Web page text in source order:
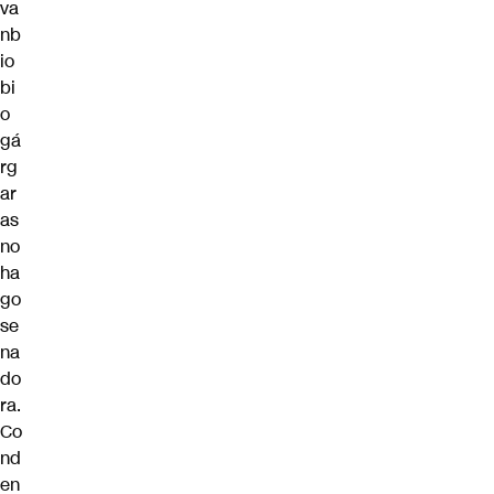
va
nb
io
bi
o
gá
rg
ar
as
no
ha
go
se
na
do
ra.
Co
nd
en